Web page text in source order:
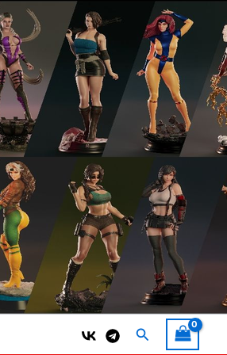
Поиск